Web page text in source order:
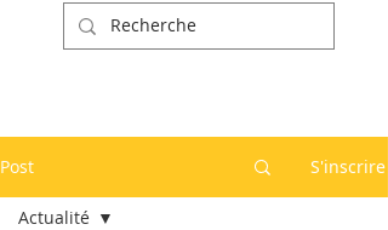
Post S'inscrire
Actualité